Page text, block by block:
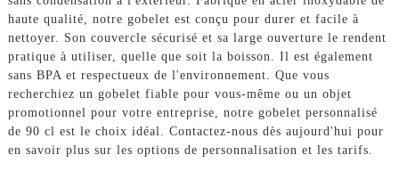
haute qualité, notre gobelet est conçu pour durer et facile à
nettoyer. Son couvercle sécurisé et sa large ouverture le rendent
pratique à utiliser, quelle que soit la boisson. Il est également
sans BPA et respectueux de l'environnement. Que vous
recherchiez un gobelet fiable pour vous-même ou un objet
promotionnel pour votre entreprise, notre gobelet personnalisé
de 90 cl est le choix idéal. Contactez-nous dès aujourd'hui pour
en savoir plus sur les options de personnalisation et les tarifs.